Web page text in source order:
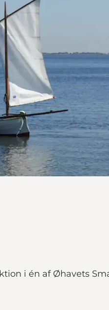
i én af Øhavets